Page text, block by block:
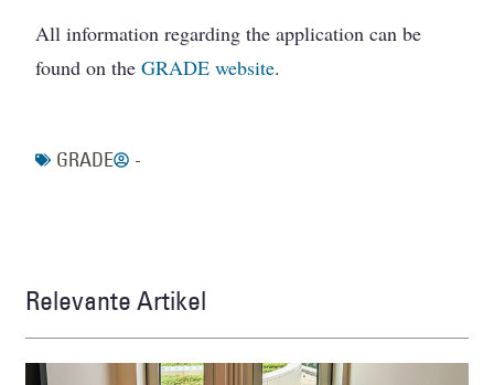
All information regarding the application can be
found on theGRADE website.
GRADE -
Relevante Artikel